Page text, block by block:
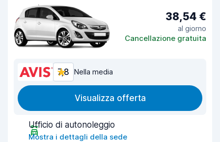
38,54 €
al giorno
Cancellazione gratuita
7,8 Nella media
Visualizza offerta
Ufficio di autonoleggio
Mostra i dettagli della sede